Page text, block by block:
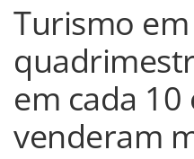
Turismo
em cada
venderam